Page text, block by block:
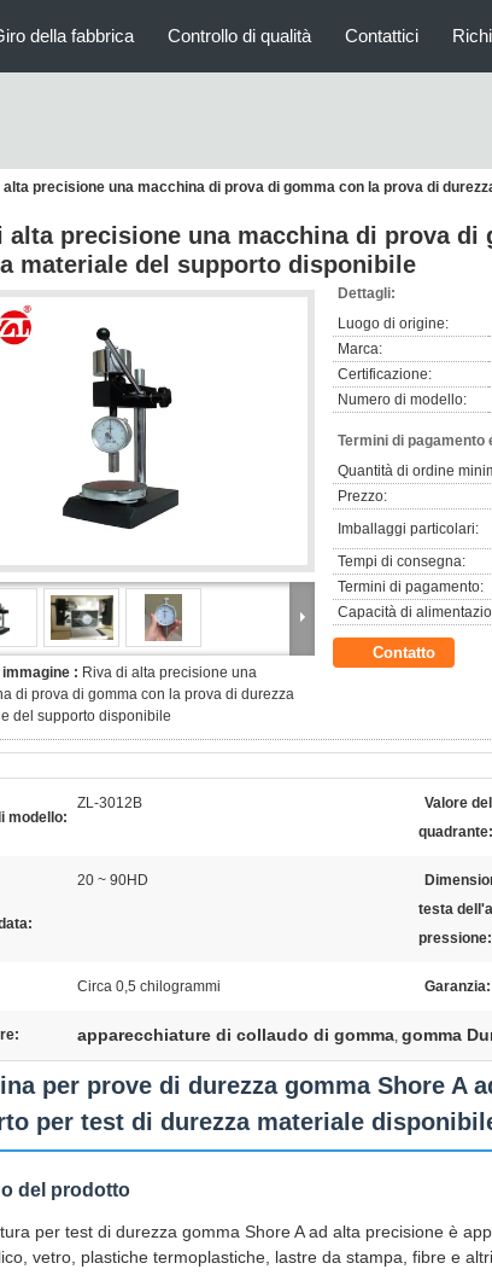
della fabbrica Controllo di qualità Contattici
alta precisione una macchina di prova di gomma con la prova di
alta precisione una macchina di prova di
materiale del supporto disponibile
: Riva di alta precisione una
di prova di gomma con la prova di durezza
del supporto disponibile
Dettagli:
Luogo di origine:
Marca:
Certificazione:
Numero di modello:
Termini di pagamento
Quantità di ordine
Prezzo:
Imballaggi particolari:
Tempi di consegna:
Termini di pagamento:
Capacità di
Contatto
modello:
ZL-3012B
Valore del
quadrante:
20 ~ 90HD
testa
pressione:
Circa 0,5 chilogrammi Garanzia:
apparecchiature di collaudo di gomma, gomma
per prove di durezza gomma Shore A
per test di durezza materiale
del prodotto
per test di durezza gomma Shore A ad alta precisione è
vetro, plastiche termoplastiche, lastre da stampa, fibre e